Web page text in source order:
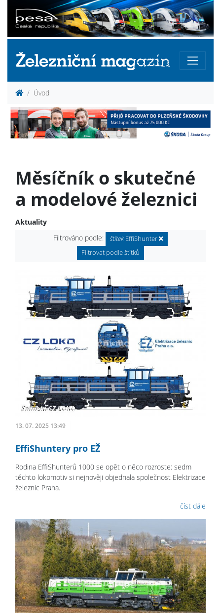
Úvod
Měsíčník o skutečné
a modelové železnici
Aktuality
Filtrováno podle:
štítek EffiShunter
Filtrovat podle štítků
13. 07. 2025 13:49
EffiShuntery pro EŽ
Rodina EffiShunterů 1000 se opět o něco rozroste: sedm
těchto lokomotiv si nejnověji objednala společnost Elektrizace
železnic Praha.
číst dále